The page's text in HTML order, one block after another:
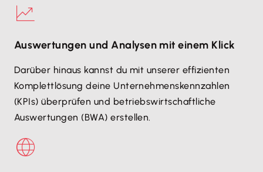
Auswertungen und Analysen mit einem Klick
Darüber hinaus kannst du mit unserer effizienten
Komplettlösung deine Unternehmenskennzahlen
(KPIs) überprüfen und betriebswirtschaftliche
Auswertungen (BWA) erstellen.